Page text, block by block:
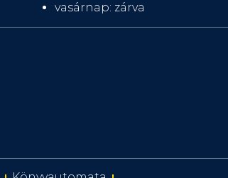
vasárnap: zárva